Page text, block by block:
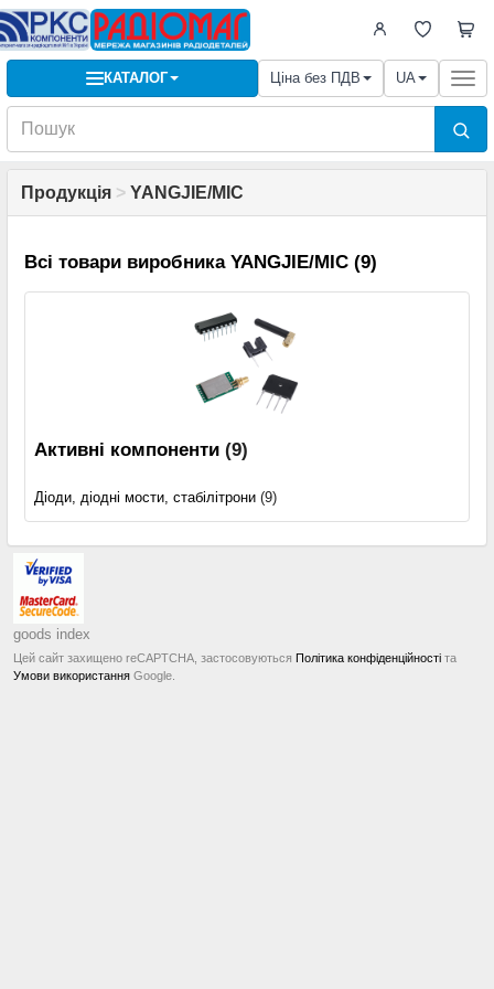
КАТАЛОГ Ціна без ПДВ UA
Продукція > YANGJIE/MIC
Всі товари виробника YANGJIE/MIC (9)
Активні компоненти (9)
Діоди, діодні мости, стабілітрони (9)
goods index
Цей сайт захищено reCAPTCHA, застосовуються Політика конфіденційності та
Умови використання Google.